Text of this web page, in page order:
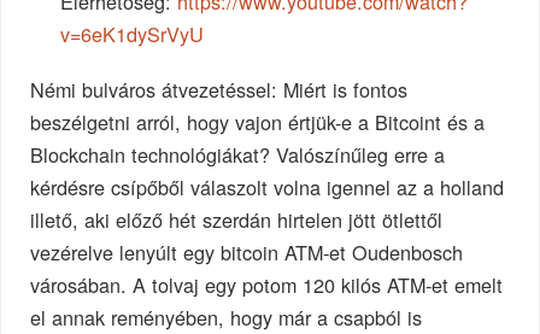
v=6eK1dySrVyU
Némi bulváros átvezetéssel: Miért is fontos
beszélgetni arról, hogy vajon értjük-e a Bitcoint és a
Blockchain technológiákat? Valószínűleg erre a
kérdésre csípőből válaszolt volna igennel az a holland
illető, aki előző hét szerdán hirtelen jött ötlettől
vezérelve lenyúlt egy bitcoin ATM-et Oudenbosch
városában. A tolvaj egy potom 120 kilós ATM-et emelt
el annak reményében, hogy már a csapból is